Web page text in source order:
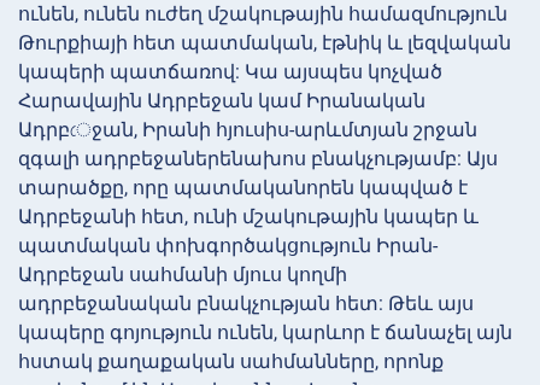
ունեն, ունեն ուժեղ մշակութային համազմություն
Թուրքիայի հետ պատմական, էթնիկ և լեզվական
կապերի պատճառով: Կա այսպես կոչված
Հարավային Ադրբեջան կամ Իրանական
Ադրբেջան, Իրանի հյուսիս-արևմտյան շրջան
զգալի ադրբեջաներենախոս բնակչությամբ: Այս
տարածքը, որը պատմականորեն կապված է
Ադրբեջանի հետ, ունի մշակութային կապեր և
պատմական փոխգործակցություն Իրան-
Ադրբեջան սահմանի մյուս կողմի
ադրբեջանական բնակչության հետ: Թեև այս
կապերը գոյություն ունեն, կարևոր է ճանաչել այն
հստակ քաղաքական սահմանները, որոնք